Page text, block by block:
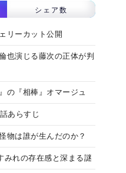
シェア数
リーカット公開
也演じる藤次の正体が判
の『相棒』オマージュ
あらすじ
物は誰が生んだのか？
みれの存在感と深まる謎